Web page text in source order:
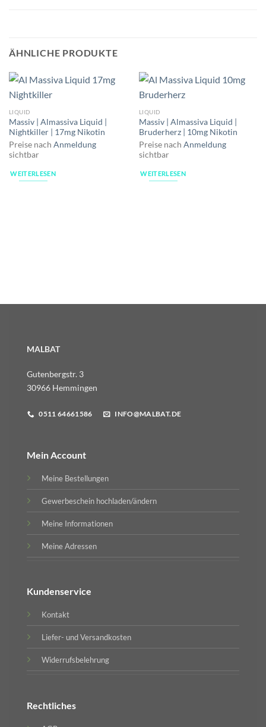
ÄHNLICHE PRODUKTE
LIQUID
Massiv | Almassiva Liquid |
Nightkiller | 17mg Nikotin
Preise nach Anmeldung
sichtbar
WEITERLESEN
LIQUID
Massiv | Almassiva Liquid |
Bruderherz | 10mg Nikotin
Preise nach Anmeldung
sichtbar
WEITERLESEN
MALBAT
Gutenbergstr. 3
30966 Hemmingen
0511 64661586 INFO@MALBAT.DE
Mein Account
Meine Bestellungen
Gewerbeschein hochladen/ändern
Meine Informationen
Meine Adressen
Kundenservice
Kontakt
Liefer- und Versandkosten
Widerrufsbelehrung
Rechtliches